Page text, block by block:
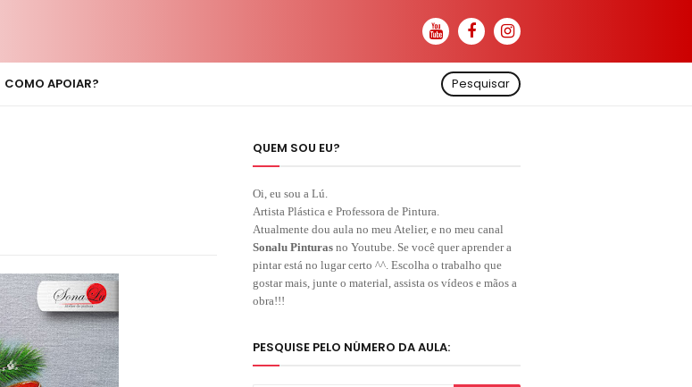
COMO APOIAR? Pesquisar
QUEM SOU EU?
Oi, eu sou a Lú.
Artista Plástica e Professora de Pintura.
Atualmente dou aula no meu Atelier, e no meu canal
Sonalu Pinturas no Youtube. Se você quer aprender a
pintar está no lugar certo ^^. Escolha o trabalho que
gostar mais, junte o material, assista os vídeos e mãos a
obra!!!
PESQUISE PELO NÚMERO DA AULA: